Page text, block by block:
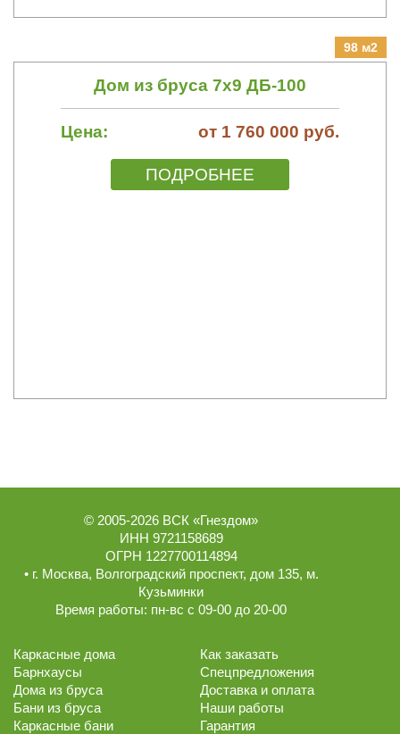
98 м2
Дом из бруса 7х9 ДБ-100
Цена: от 1 760 000 руб.
ПОДРОБНЕЕ
© 2005-2026 ВСК «Гнездом»
ИНН 9721158689
ОГРН 1227700114894
• г. Москва, Волгоградский проспект, дом 135, м.
Кузьминки
Время работы: пн-вс с 09-00 до 20-00
Каркасные дома
Барнхаусы
Дома из бруса
Бани из бруса
Каркасные бани
Как заказать
Спецпредложения
Доставка и оплата
Наши работы
Гарантия